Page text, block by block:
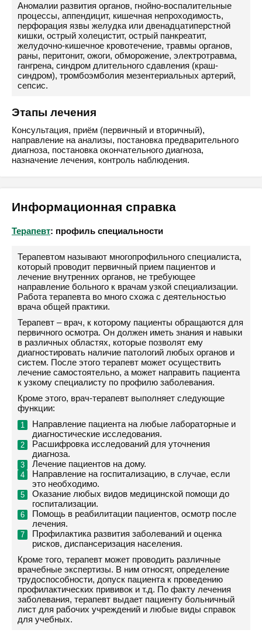
Аномалии развития органов, гнойно-воспалительные
процессы, аппендицит, кишечная непроходимость,
перфорация язвы желудка или двенадцатиперстной
кишки, острый холецистит, острый панкреатит,
желудочно-кишечное кровотечение, травмы органов,
раны, перитонит, ожоги, обморожение, электротравма,
гангрена, синдром длительного сдавления (краш-
синдром), тромбоэмболия мезентериальных артерий,
сепсис.
Этапы лечения
Консультация, приём (первичный и вторичный),
направление на анализы, постановка предварительного
диагноза, постановка окончательного диагноза,
назначение лечения, контроль наблюдения.
Информационная справка
Терапевт: профиль специальности
Терапевтом называют многопрофильного специалиста,
который проводит первичный прием пациентов и
лечение внутренних органов, не требующее
направление больного к врачам узкой специализации.
Работа терапевта во много схожа с деятельностью
врача общей практики.
Терапевт – врач, к которому пациенты обращаются для
первичного осмотра. Он должен иметь знания и навыки
в различных областях, которые позволят ему
диагностировать наличие патологий любых органов и
систем. После этого терапевт может осуществить
лечение самостоятельно, а может направить пациента
к узкому специалисту по профилю заболевания.
Кроме этого, врач-терапевт выполняет следующие
функции:
Направление пациента на любые лабораторные и
диагностические исследования.
Расшифровка исследований для уточнения
диагноза.
Лечение пациентов на дому.
Направление на госпитализацию, в случае, если
это необходимо.
Оказание любых видов медицинской помощи до
госпитализации.
Помощь в реабилитации пациентов, осмотр после
лечения.
Профилактика развития заболеваний и оценка
рисков, диспансеризация населения.
Кроме того, терапевт может проводить различные
врачебные экспертизы. В ним относят, определение
трудоспособности, допуск пациента к проведению
профилактических прививок и т.д. По факту лечения
заболевания, терапевт выдает пациенту больничный
лист для рабочих учреждений и любые виды справок
для учебных.